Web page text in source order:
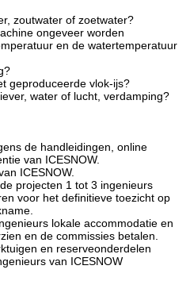
zoutwater of zoetwater?
ongeveer worden
en de watertemperatuur
geproduceerde vlok-ijs?
water of lucht, verdamping?
de handleidingen, online
van ICESNOW.
ICESNOW.
projecten 1 tot 3 ingenieurs
voor het definitieve toezicht op
lokale accommodatie en
en de commissies betalen.
en reserveonderdelen
van ICESNOW